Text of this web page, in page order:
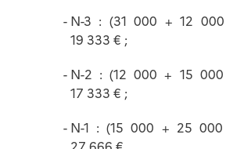
N-3 : (31 000 + 12
19 333 € ;
N-2 : (12 000 + 15
17 333 € ;
N-1 : (15 000 + 25